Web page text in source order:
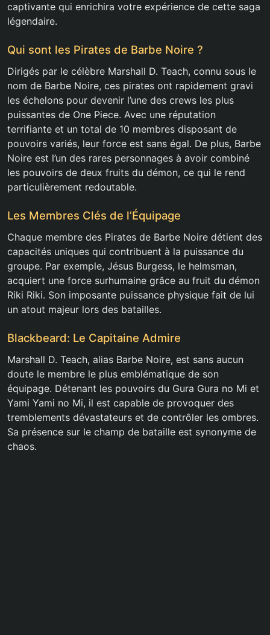
captivante qui enrichira votre expérience de cette saga
légendaire.
Qui sont les Pirates de Barbe Noire ?
Dirigés par le célèbre Marshall D. Teach, connu sous le
nom de Barbe Noire, ces pirates ont rapidement gravi
les échelons pour devenir l’une des crews les plus
puissantes de One Piece. Avec une réputation
terrifiante et un total de 10 membres disposant de
pouvoirs variés, leur force est sans égal. De plus, Barbe
Noire est l’un des rares personnages à avoir combiné
les pouvoirs de deux fruits du démon, ce qui le rend
particulièrement redoutable.
Les Membres Clés de l’Équipage
Chaque membre des Pirates de Barbe Noire détient des
capacités uniques qui contribuent à la puissance du
groupe. Par exemple, Jésus Burgess, le helmsman,
acquiert une force surhumaine grâce au fruit du démon
Riki Riki. Son imposante puissance physique fait de lui
un atout majeur lors des batailles.
Blackbeard: Le Capitaine Admire
Marshall D. Teach, alias Barbe Noire, est sans aucun
doute le membre le plus emblématique de son
équipage. Détenant les pouvoirs du Gura Gura no Mi et
Yami Yami no Mi, il est capable de provoquer des
tremblements dévastateurs et de contrôler les ombres.
Sa présence sur le champ de bataille est synonyme de
chaos.